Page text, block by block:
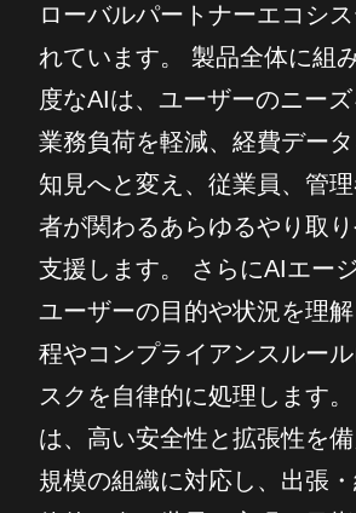
ローバルパートナーエコシ
れています。 製品全体に組
度なAIは、ユーザーのニーズ
業務負荷を軽減、経費デー
知見へと変え、従業員、管
者が関わるあらゆるやり取
支援します。 さらにAIエー
ユーザーの目的や状況を理
程やコンプライアンスルー
スクを自律的に処理します
は、高い安全性と拡張性を
規模の組織に対応し、出張